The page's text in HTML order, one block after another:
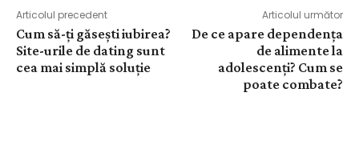
Articolul precedent
Cum să-ți găsești iubirea?
Site-urile de dating sunt
cea mai simplă soluție
Articolul următor
De ce apare dependența
de alimente la
adolescenți? Cum se
poate combate?